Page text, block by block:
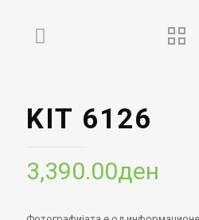
KIT 6126
3,390.00ден